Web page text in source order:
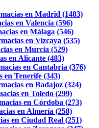
en Madrid (1483)
en Valencia (596)
en Málaga (546)
en Vizcaya (535)
en Murcia (529)
en Alicante (483)
en Cantabria (376)
en Tenerife (343)
en Badajoz (324)
en Toledo (299)
en Córdoba (273)
en Almería (258)
en Ciudad Real (251)